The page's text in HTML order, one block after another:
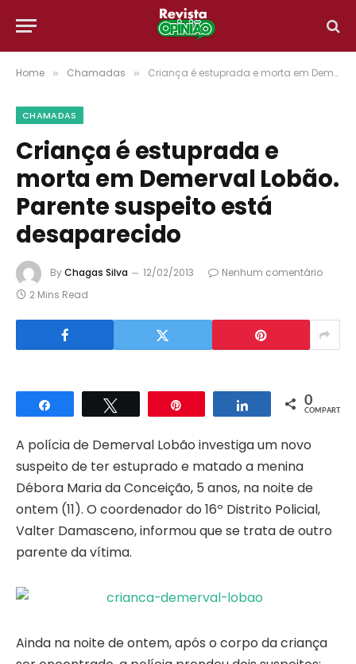
Home » Chamadas » Criança é estuprada e morta em Demerval Lobão. Parente suspeito está desaparecido
CHAMADAS
Criança é estuprada e
morta em Demerval Lobão.
Parente suspeito está
desaparecido
ByChagas Silva 12/02/2013
Nenhum comentário
2 Mins Read
Compartilhar Compartilhar
0
COMPART.
A polícia de Demerval Lobão investiga um novo
suspeito de ter estuprado e matado a menina
Débora Maria da Conceição, 5 anos, na noite de
ontem (11). O coordenador do 16º Distrito Policial,
Valter Damasceno, informou que se trata de outro
parente da vítima.
Ainda na noite de ontem, após o corpo da criança